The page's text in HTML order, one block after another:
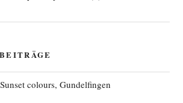
colours, Gundelfingen